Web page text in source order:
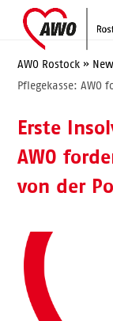
content
Open
mobile
menu
Close
mobile
menu
AWO Rostock »
Pflegekasse:
Erste
AWO
von der